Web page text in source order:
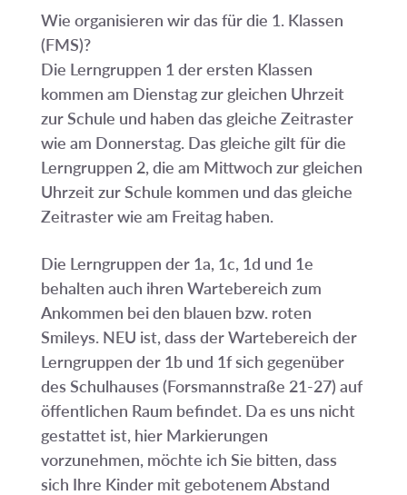
Wie organisieren wir das für die 1. Klassen
(FMS)?
Die Lerngruppen 1 der ersten Klassen
kommen am Dienstag zur gleichen Uhrzeit
zur Schule und haben das gleiche Zeitraster
wie am Donnerstag. Das gleiche gilt für die
Lerngruppen 2, die am Mittwoch zur gleichen
Uhrzeit zur Schule kommen und das gleiche
Zeitraster wie am Freitag haben.
Die Lerngruppen der 1a, 1c, 1d und 1e
behalten auch ihren Wartebereich zum
Ankommen bei den blauen bzw. roten
Smileys. NEU ist, dass der Wartebereich der
Lerngruppen der 1b und 1f sich gegenüber
des Schulhauses (Forsmannstraße 21-27) auf
öffentlichen Raum befindet. Da es uns nicht
gestattet ist, hier Markierungen
vorzunehmen, möchte ich Sie bitten, dass
sich Ihre Kinder mit gebotenem Abstand